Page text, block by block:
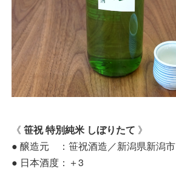
《 笹祝 特別純米 しぼりたて 》
● 醸造元 ：笹祝酒造／新潟県新潟市
● 日本酒度：＋3